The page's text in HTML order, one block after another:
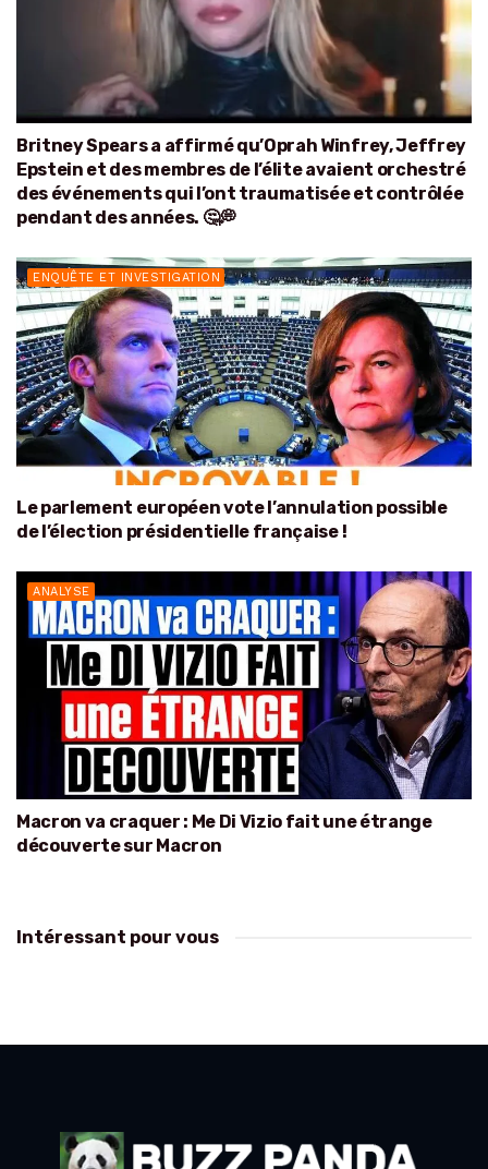
Britney Spears a affirmé qu’Oprah Winfrey, Jeffrey
Epstein et des membres de l’élite avaient orchestré
des événements qui l’ont traumatisée et contrôlée
pendant des années. 🤔💭
ENQUÊTE ET INVESTIGATION
Le parlement européen vote l’annulation possible
de l’élection présidentielle française !
ANALYSE
Macron va craquer : Me Di Vizio fait une étrange
découverte sur Macron
Intéressant pour vous